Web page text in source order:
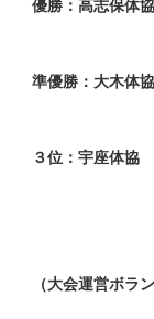
優勝：高志保体協
準優勝：大木体協
３位：宇座体協
（大会運営ボラ